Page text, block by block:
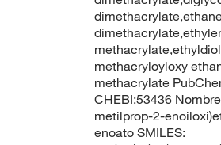
methacryloyloxy
methacrylate
CHEBI:53436
metilprop-2-
enoato SMILES: